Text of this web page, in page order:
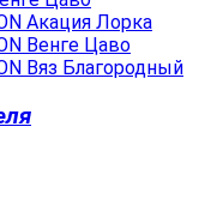
Акация Лорка
Венге Цаво
Вяз Благородный